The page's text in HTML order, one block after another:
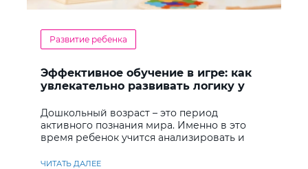
Развитие ребенка
Эффективное обучение в игре: как
увлекательно развивать логику у
Дошкольный возраст – это период
активного познания мира. Именно в это
время ребенок учится анализировать и
ЧИТАТЬ ДАЛЕЕ